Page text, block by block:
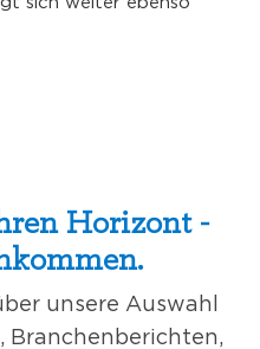
Horizont -
unsere Auswahl